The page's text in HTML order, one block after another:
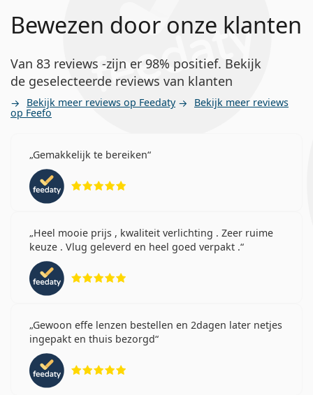
Bewezen door onze klanten
Van 83 reviews -zijn er 98% positief. Bekijk
de geselecteerde reviews van klanten
Bekijk meer reviews op Feedaty Bekijk meer reviews
op Feefo
Gemakkelijk te bereiken
Heel mooie prijs , kwaliteit verlichting . Zeer ruime
keuze . Vlug geleverd en heel goed verpakt .
Gewoon effe lenzen bestellen en 2dagen later netjes
ingepakt en thuis bezorgd